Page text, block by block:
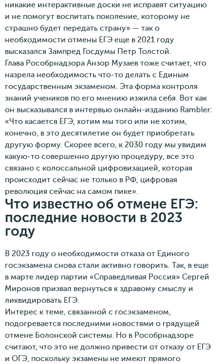
никакие интерактивные доски не исправят ситуацию
и не помогут воспитать поколение, которому не
страшно будет передать страну» — так о
необходимости отмены ЕГЭ еще в 2021 году
высказался Зампред Госдумы Петр Толстой.
Глава Рособрнадзора Анзор Музаев тоже считает, что
назрела необходимость что-то делать с Единым
государственным экзаменом. Эта форма контроля
знаний учеников по его мнению изжила себя. Вот как
он высказывался в интервью онлайн-изданию Rambler:
«Что касается ЕГЭ, хотим мы того или не хотим,
конечно, в это десятилетие он будет приобретать
другую форму. Скорее всего, к 2030 году мы увидим
какую-то совершенно другую процедуру, все это
связано с колоссальной цифровизацией, которая
происходит сейчас не только в РФ, цифровая
революция сейчас на самом пике».
Что известно об отмене ЕГЭ:
последние новости в 2023
году
В 2023 году о необходимости отказа от Единого
госэкзамена снова стали активно говорить. Так, в еще
в марте лидер партии «Справедливая Россия» Сергей
Миронов призвал вернуться к здравому смыслу и
ликвидировать ЕГЭ.
Интерес к теме, связанной с госэкзаменом,
подогревается последними новостями о грядущей
отмене Болонской системы. Но в Рособрнадзоре
считают, что это не должно привести от отказу от ЕГЭ
и ОГЭ, поскольку экзамены не имеют прямого